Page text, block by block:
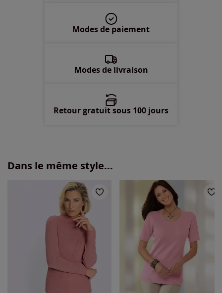
Modes de paiement
Modes de livraison
Retour gratuit sous 100 jours
Dans le même style...